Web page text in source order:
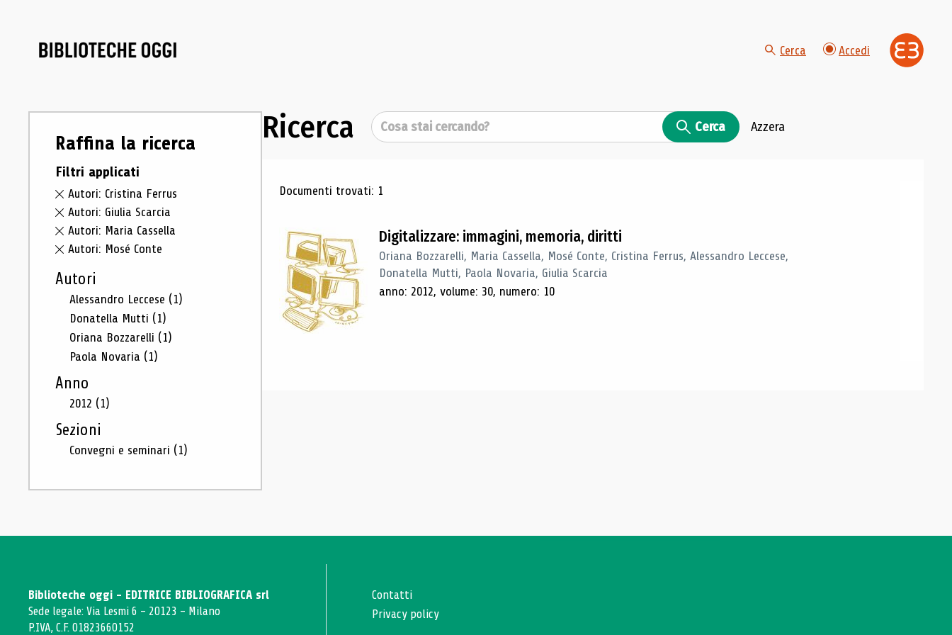
Cerca Accedi
Raffina la ricerca
Filtri applicati
Autori: Cristina Ferrus
Autori: Giulia Scarcia
Autori: Maria Cassella
Autori: Mosé Conte
Autori
Alessandro Leccese (1)
Donatella Mutti (1)
Oriana Bozzarelli (1)
Paola Novaria (1)
Anno
2012 (1)
Sezioni
Convegni e seminari (1)
Ricerca Cerca Cerca Azzera
Risultati di ricerca
Documenti trovati: 1
Digitalizzare: immagini, memoria, diritti
Oriana Bozzarelli, Maria Cassella, Mosé Conte, Cristina Ferrus, Alessandro Leccese,
Donatella Mutti, Paola Novaria, Giulia Scarcia
anno: 2012, volume: 30, numero: 10
Biblioteche oggi - EDITRICE BIBLIOGRAFICA srl
Sede legale: Via Lesmi 6 - 20123 - Milano
P.IVA, C.F. 01823660152
Contatti
Privacy policy